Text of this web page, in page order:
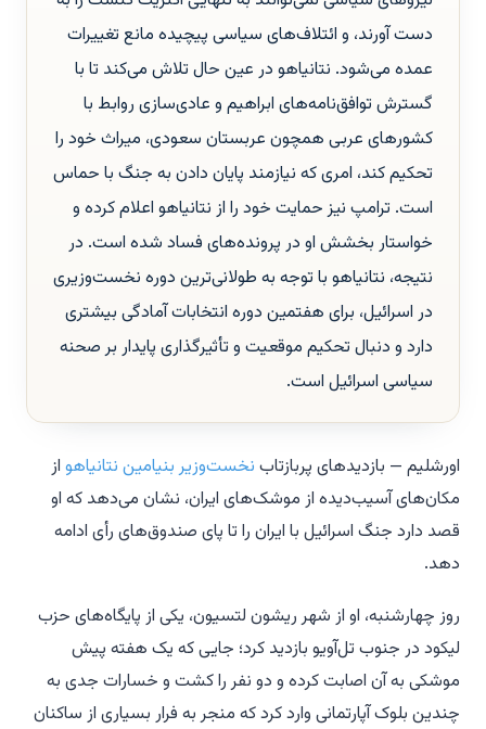
دست آورند، و ائتلاف‌های سیاسی پیچیده مانع تغییرات
عمده می‌شود. نتانیاهو در عین حال تلاش می‌کند تا با
گسترش توافق‌نامه‌های ابراهیم و عادی‌سازی روابط با
کشورهای عربی همچون عربستان سعودی، میراث خود را
تحکیم کند، امری که نیازمند پایان دادن به جنگ با حماس
است. ترامپ نیز حمایت خود را از نتانیاهو اعلام کرده و
خواستار بخشش او در پرونده‌های فساد شده است. در
نتیجه، نتانیاهو با توجه به طولانی‌ترین دوره نخست‌وزیری
در اسرائیل، برای هفتمین دوره انتخابات آمادگی بیشتری
دارد و دنبال تحکیم موقعیت و تأثیرگذاری پایدار بر صحنه
سیاسی اسرائیل است.
اورشلیم — بازدیدهای پربازتاب نخست‌وزیر بنیامین نتانیاهو از
مکان‌های آسیب‌دیده از موشک‌های ایران، نشان می‌دهد که او
قصد دارد جنگ اسرائیل با ایران را تا پای صندوق‌های رأی ادامه
دهد.
روز چهارشنبه، او از شهر ریشون لتسیون، یکی از پایگاه‌های حزب
لیکود در جنوب تل‌آویو بازدید کرد؛ جایی که یک هفته پیش
موشکی به آن اصابت کرده و دو نفر را کشت و خسارات جدی به
چندین بلوک آپارتمانی وارد کرد که منجر به فرار بسیاری از ساکنان